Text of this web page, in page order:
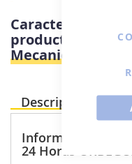
Características e
producto
Mecanico
Descripción
Información
24 Horas